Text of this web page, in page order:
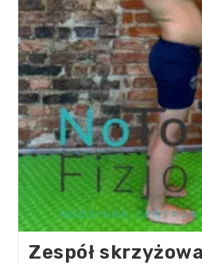
Zespół